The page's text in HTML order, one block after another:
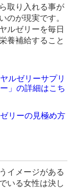
取り入れる事が
のが現実です。
ルゼリーを毎日
養補給すること
ルゼリーサプリ
」の詳細はこち
リーの見極め方
イメージがある
いる女性は決し